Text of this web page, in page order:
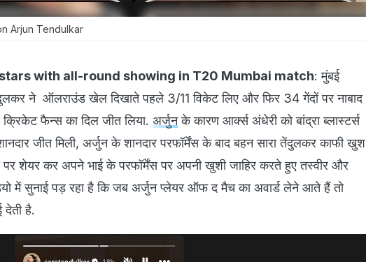
Arjun Tendulkar
with all-round showing in T20 Mumbai match: मुंबई
ने ऑलराउंड खेल दिखाते पहले 3/11 विकेट लिए और फिर 34 गेंदों पर नाबाद
फैन्स का दिल जीत लिया. अर्जुनके कारण आर्क्स अंधेरी को बांद्रा ब्लास्टर्स
जीत मिली, अर्जुन के शानदार परफॉर्मेंस के बाद बहन सारा तेंदुलकर काफी खुश
शेयर कर अपने भाई के परफॉर्मेंस पर अपनी खुशी जाहिर करते हुए तस्वीर और
में सुनाई पड़ रहा है कि जब अर्जुन प्लेयर ऑफ द मैच का अवार्ड लेने आते हैं तो
देती है.